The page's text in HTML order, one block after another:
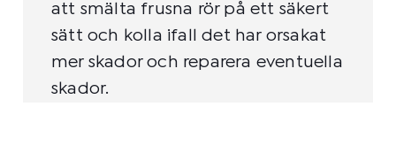
att smälta frusna rör på ett säkert
sätt och kolla ifall det har orsakat
mer skador och reparera eventuella
skador.